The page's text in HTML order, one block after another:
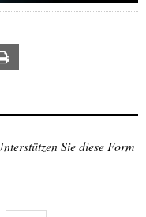
Sie diese Form